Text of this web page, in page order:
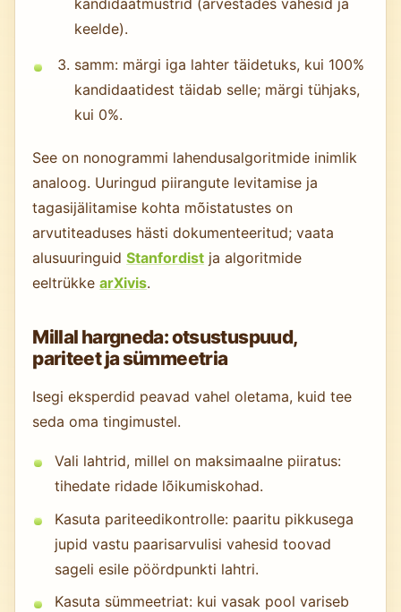
kandidaatmustrid (arvestades vahesid ja
keelde).
samm: märgi iga lahter täidetuks, kui 100%
kandidaatidest täidab selle; märgi tühjaks,
kui 0%.
See on nonogrammi lahendusalgoritmide inimlik
analoog. Uuringud piirangute levitamise ja
tagasijälitamise kohta mõistatustes on
arvutiteaduses hästi dokumenteeritud; vaata
alusuuringuidStanfordist ja algoritmide
eeltrükkearXivis.
Millal hargneda: otsustuspuud,
pariteet ja sümmeetria
Isegi eksperdid peavad vahel oletama, kuid tee
seda oma tingimustel.
Vali lahtrid, millel on maksimaalne piiratus:
tihedate ridade lõikumiskohad.
Kasuta pariteedikontrolle: paaritu pikkusega
jupid vastu paarisarvulisi vahesid toovad
sageli esile pöördpunkti lahtri.
Kasuta sümmeetriat: kui vasak pool variseb